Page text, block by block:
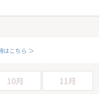
はこちら ＞
10月 11月